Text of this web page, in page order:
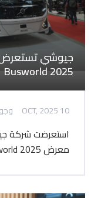
جيوشي
Busworld 2025
10 OCT, 2025
استعرضت شركة
معرض Busworld 2025